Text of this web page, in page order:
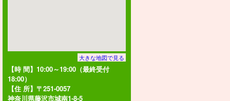
大きな地図で見る
【時 間】10:00～19:00（最終受付
18:00）
【住 所】〒251-0057
神奈川県藤沢市城南1-8-5